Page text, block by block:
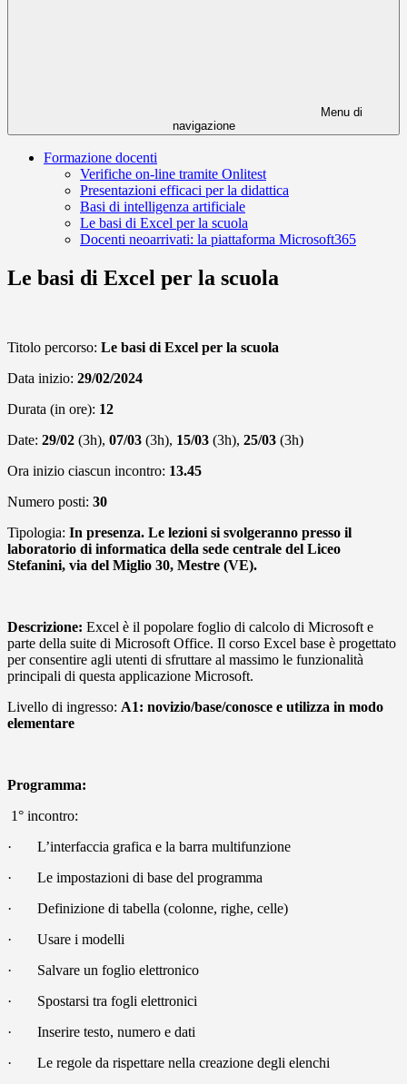
Menu di
navigazione
Formazione docenti
Verifiche on-line tramite Onlitest
Presentazioni efficaci per la didattica
Basi di intelligenza artificiale
Le basi di Excel per la scuola
Docenti neoarrivati: la piattaforma Microsoft365
Le basi di Excel per la scuola
Titolo percorso: Le basi di Excel per la scuola
Data inizio: 29/02/2024
Durata (in ore): 12
Date: 29/02 (3h), 07/03 (3h), 15/03 (3h), 25/03 (3h)
Ora inizio ciascun incontro: 13.45
Numero posti: 30
Tipologia: In presenza. Le lezioni si svolgeranno presso il
laboratorio di informatica della sede centrale del Liceo
Stefanini, via del Miglio 30, Mestre (VE).
Descrizione: Excel è il popolare foglio di calcolo di Microsoft e
parte della suite di Microsoft Office. Il corso Excel base è progettato
per consentire agli utenti di sfruttare al massimo le funzionalità
principali di questa applicazione Microsoft.
Livello di ingresso: A1: novizio/base/conosce e utilizza in modo
elementare
Programma:
1° incontro:
· L’interfaccia grafica e la barra multifunzione
· Le impostazioni di base del programma
· Definizione di tabella (colonne, righe, celle)
· Usare i modelli
· Salvare un foglio elettronico
· Spostarsi tra fogli elettronici
· Inserire testo, numero e dati
· Le regole da rispettare nella creazione degli elenchi